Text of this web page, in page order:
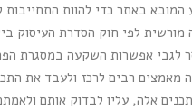
המובא באתר כדי להוות
לגבי אפשרות השקעה במסגרת
מאמצים רבים לרכז ולעבד את
אלה, עליו לבדוק אותם